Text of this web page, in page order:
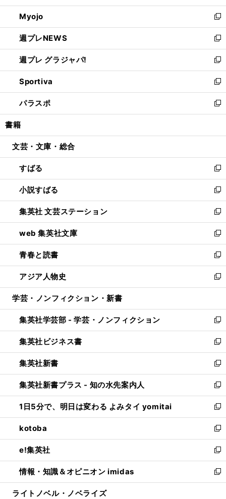
開
く
ウ
で
開
く
ン
ド
ウ
で
開
く
ウ
ィ
ン
ド
ウ
で
開
く
Myojo
新
し
い
ウ
ィ
ン
ド
ウ
で
開
週プレNEWS
新
し
い
ウ
ィ
ン
ド
ウ
開
週プレ グラジャパ!
新
し
い
ウ
ィ
ン
ウ
開
く
Sportiva
新
し
い
ウ
ン
ウ
で
開
く
パラスポ
新
し
ウ
ン
ド
ウ
で
開
く
書籍
文芸・文庫・総合
すばる
新
し
い
ウ
ィ
ン
ド
ウ
で
開
く
小説すばる
新
し
い
ウ
ィ
ン
ド
ウ
で
開
集英社 文芸ステーション
新
し
い
ウ
ィ
ン
ド
ウ
開
く
web 集英社文庫
新
し
い
ウ
ィ
ン
ウ
で
開
く
青春と読書
新
し
い
ウ
ン
ド
ウ
で
開
く
アジア人物史
新
し
ウ
ィ
ン
ド
ウ
で
開
く
学芸・ノンフィクション・新書
集英社学芸部 - 学芸・ノンフィクション
新
し
い
ウ
ィ
ン
ド
ウ
で
開
く
集英社ビジネス書
新
し
い
ウ
ィ
ン
ド
ウ
で
開
く
集英社新書
新
し
い
ウ
ィ
ン
ド
ウ
で
開
く
集英社新書プラス - 知の水先案内人
新
し
い
ウ
ィ
ン
ド
ウ
で
開
1日5分で、明日は変わる よみタイ yomitai
新
し
い
ウ
ィ
ン
ド
ウ
kotoba
新
し
い
ウ
ィ
ン
e!集英社
新
し
い
ウ
情報・知識＆オピニオン imidas
新
し
ライトノベル・ノベライズ